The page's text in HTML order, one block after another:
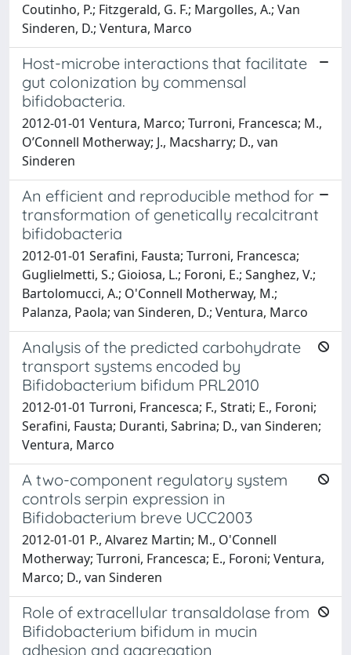
Coutinho, P.; Fitzgerald, G. F.; Margolles, A.; Van
Sinderen, D.; Ventura, Marco
Host-microbe interactions that facilitate
gut colonization by commensal
bifidobacteria.
2012-01-01 Ventura, Marco; Turroni, Francesca; M.,
O’Connell Motherway; J., Macsharry; D., van
Sinderen
An efficient and reproducible method for
transformation of genetically recalcitrant
bifidobacteria
2012-01-01 Serafini, Fausta; Turroni, Francesca;
Guglielmetti, S.; Gioiosa, L.; Foroni, E.; Sanghez, V.;
Bartolomucci, A.; O'Connell Motherway, M.;
Palanza, Paola; van Sinderen, D.; Ventura, Marco
Analysis of the predicted carbohydrate
transport systems encoded by
Bifidobacterium bifidum PRL2010
2012-01-01 Turroni, Francesca; F., Strati; E., Foroni;
Serafini, Fausta; Duranti, Sabrina; D., van Sinderen;
Ventura, Marco
A two-component regulatory system
controls serpin expression in
Bifidobacterium breve UCC2003
2012-01-01 P., Alvarez Martin; M., O'Connell
Motherway; Turroni, Francesca; E., Foroni; Ventura,
Marco; D., van Sinderen
Role of extracellular transaldolase from
Bifidobacterium bifidum in mucin
adhesion and aggregation